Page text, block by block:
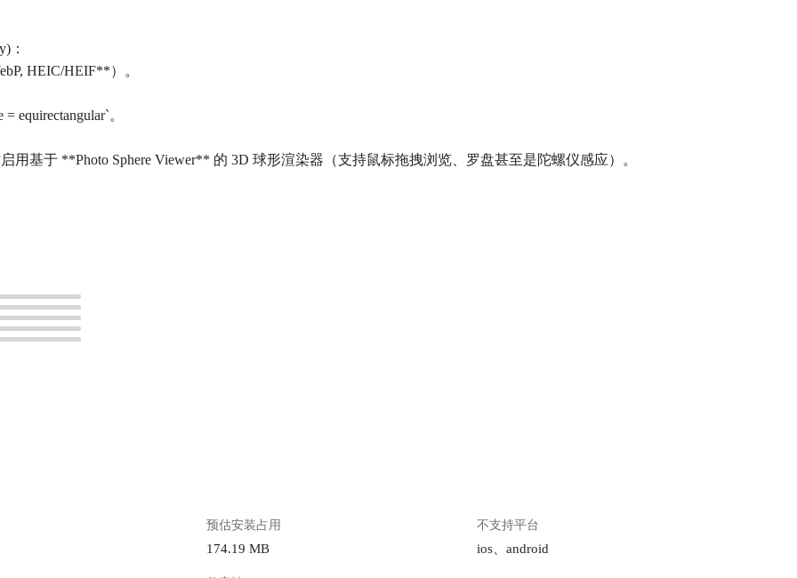
：
HEIC/HEIF**）。
equirectangular`。
用基于 **Photo Sphere Viewer** 的 3D 球形渲染器（支持鼠标拖拽浏览、罗盘甚至是陀螺仪感应）。
预估安装占用
174.19 MB
不支持平台
ios、android